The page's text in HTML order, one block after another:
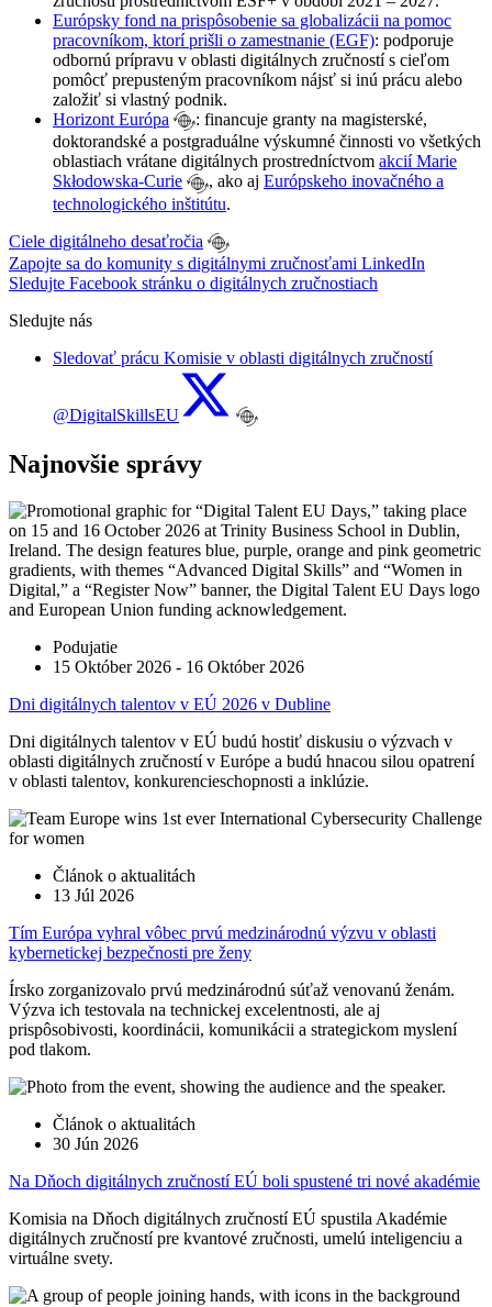
Európsky fond na prispôsobenie sa globalizácii na pomoc
pracovníkom, ktorí prišli o zamestnanie (EGF): podporuje
odbornú prípravu v oblasti digitálnych zručností s cieľom
pomôcť prepusteným pracovníkom nájsť si inú prácu alebo
založiť si vlastný podnik.
Horizont Európa
: financuje granty na magisterské,
doktorandské a postgraduálne výskumné činnosti vo všetkých
oblastiach vrátane digitálnych prostredníctvom akcií Marie
Skłodowska-Curie
, ako aj Európskeho inovačného a
technologického inštitútu.
Ciele digitálneho desaťročia
Zapojte sa do komunity s digitálnymi zručnosťami LinkedIn
Sledujte Facebook stránku o digitálnych zručnostiach
Sledujte nás
Sledovať prácu Komisie v oblasti digitálnych zručností
@DigitalSkillsEU
Najnovšie správy
Podujatie
15 Október 2026 - 16 Október 2026
Dni digitálnych talentov v EÚ 2026 v Dubline
Dni digitálnych talentov v EÚ budú hostiť diskusiu o výzvach v
oblasti digitálnych zručností v Európe a budú hnacou silou opatrení
v oblasti talentov, konkurencieschopnosti a inklúzie.
Článok o aktualitách
13 Júl 2026
Tím Európa vyhral vôbec prvú medzinárodnú výzvu v oblasti
kybernetickej bezpečnosti pre ženy
Írsko zorganizovalo prvú medzinárodnú súťaž venovanú ženám.
Výzva ich testovala na technickej excelentnosti, ale aj
prispôsobivosti, koordinácii, komunikácii a strategickom myslení
pod tlakom.
Článok o aktualitách
30 Jún 2026
Na Dňoch digitálnych zručností EÚ boli spustené tri nové akadémie
Komisia na Dňoch digitálnych zručností EÚ spustila Akadémie
digitálnych zručností pre kvantové zručnosti, umelú inteligenciu a
virtuálne svety.